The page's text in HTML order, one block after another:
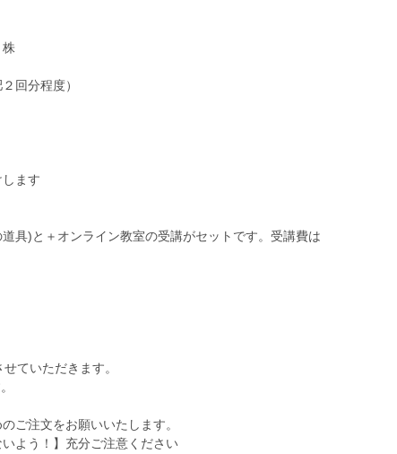
株
回分程度）
ます
具)と＋オンライン教室の受講がセットです。受講費は
ていただきます。
ご注文をお願いいたします。
よう！】充分ご注意ください